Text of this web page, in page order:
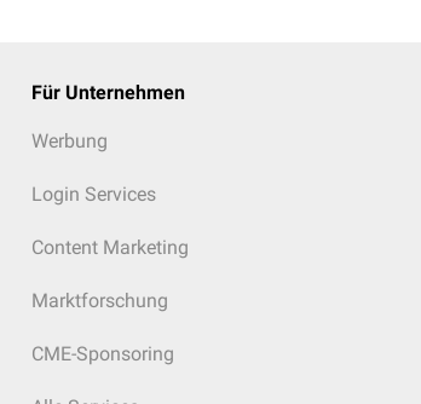
Für Unternehmen
Werbung
Login Services
Content Marketing
Marktforschung
CME-Sponsoring